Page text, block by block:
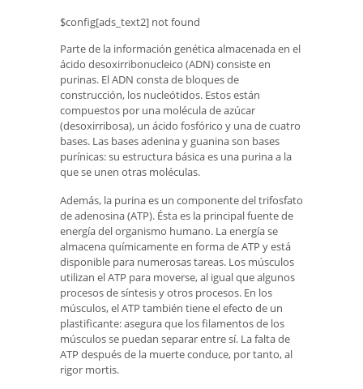
$config[ads_text2] not found
Parte de la información genética almacenada en el
ácido desoxirribonucleico (ADN) consiste en
purinas. El ADN consta de bloques de
construcción, los nucleótidos. Estos están
compuestos por una molécula de azúcar
(desoxirribosa), un ácido fosfórico y una de cuatro
bases. Las bases adenina y guanina son bases
purínicas: su estructura básica es una purina a la
que se unen otras moléculas.
Además, la purina es un componente del trifosfato
de adenosina (ATP). Ésta es la principal fuente de
energía del organismo humano. La energía se
almacena químicamente en forma de ATP y está
disponible para numerosas tareas. Los músculos
utilizan el ATP para moverse, al igual que algunos
procesos de síntesis y otros procesos. En los
músculos, el ATP también tiene el efecto de un
plastificante: asegura que los filamentos de los
músculos se puedan separar entre sí. La falta de
ATP después de la muerte conduce, por tanto, al
rigor mortis.